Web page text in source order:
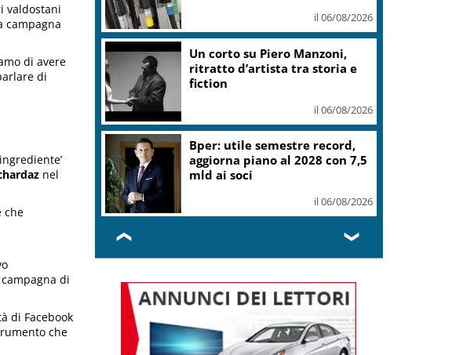
valdostani
campagna
di avere
di
nel
che
di
di Facebook
che
il 06/08/2026
Un corto su Piero Manzoni,
ritratto d’artista tra storia e
fiction
il 06/08/2026
Bper: utile semestre record,
aggiorna piano al 2028 con 7,5
mld ai soci
il 06/08/2026
❮ ❯